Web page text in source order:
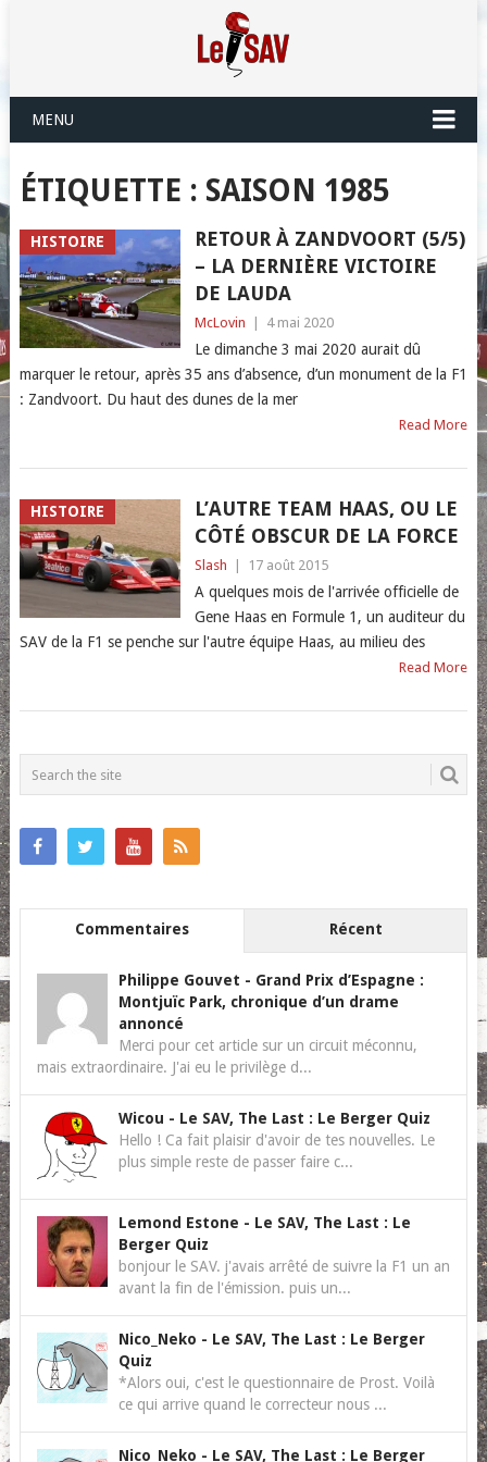
MENU
ÉTIQUETTE : SAISON 1985
HISTOIRE
RETOUR À ZANDVOORT (5/5)
– LA DERNIÈRE VICTOIRE
DE LAUDA
McLovin 4 mai 2020
Le dimanche 3 mai 2020 aurait dû
marquer le retour, après 35 ans d’absence, d’un monument de la F1
: Zandvoort. Du haut des dunes de la mer
Read More
HISTOIRE
L’AUTRE TEAM HAAS, OU LE
CÔTÉ OBSCUR DE LA FORCE
Slash 17 août 2015
A quelques mois de l'arrivée officielle de
Gene Haas en Formule 1, un auditeur du
SAV de la F1 se penche sur l'autre équipe Haas, au milieu des
Read More
POSTS
NAVIGATION
Commentaires Récent
Philippe Gouvet - Grand Prix d’Espagne :
Montjuïc Park, chronique d’un drame
annoncé
Merci pour cet article sur un circuit méconnu,
mais extraordinaire. J'ai eu le privilège d...
Wicou - Le SAV, The Last : Le Berger Quiz
Hello ! Ca fait plaisir d'avoir de tes nouvelles. Le
plus simple reste de passer faire c...
Lemond Estone - Le SAV, The Last : Le
Berger Quiz
bonjour le SAV. j'avais arrêté de suivre la F1 un an
avant la fin de l'émission. puis un...
Nico_Neko - Le SAV, The Last : Le Berger
Quiz
*Alors oui, c'est le questionnaire de Prost. Voilà
ce qui arrive quand le correcteur nous ...
Nico_Neko - Le SAV, The Last : Le Berger